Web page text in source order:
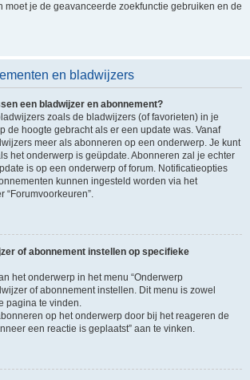
moet je de geavanceerde zoekfunctie gebruiken en de
en bladwijzers
een bladwijzer en abonnement?
zoals de bladwijzers (of favorieten) in je
de hoogte gebracht als er een update was. Vanaf
meer als abonneren op een onderwerp. Je kunt
het onderwerp is geüpdate. Abonneren zal je echter
is op een onderwerp of forum. Notificatieopties
kunnen ingesteld worden via het
“Forumvoorkeuren”.
of abonnement instellen op specifieke
het onderwerp in het menu “Onderwerp
of abonnement instellen. Dit menu is zowel
pagina te vinden.
op het onderwerp door bij het reageren de
een reactie is geplaatst” aan te vinken.